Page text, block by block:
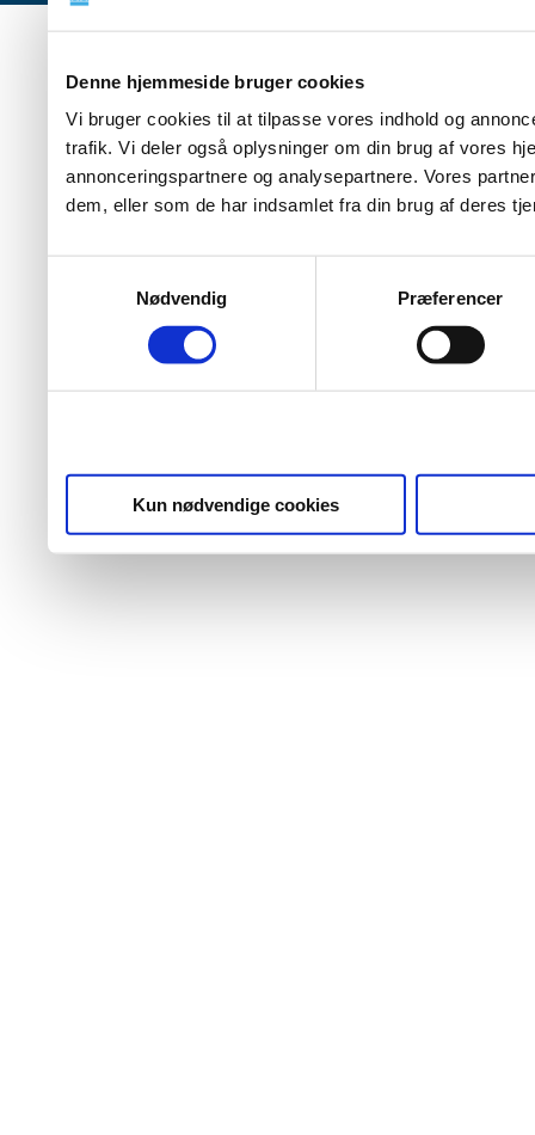
Denne hjemmeside bruger cookies
Vi bruger cookies til at tilpasse vores indhold og
trafik. Vi deler også oplysninger om din brug af vores
annonceringspartnere og analysepartnere. Vores
dem, eller som de har indsamlet fra din brug af deres
Nødvendig
Præferencer
Kun nødvendige cookies